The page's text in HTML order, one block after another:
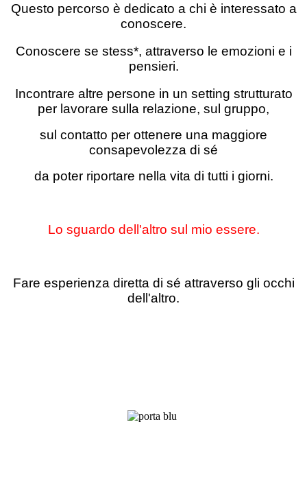
Questo percorso è dedicato a chi è interessato a
conoscere.
Conoscere se stess*, attraverso le emozioni e i
pensieri.
Incontrare altre persone in un setting strutturato
per lavorare sulla relazione, sul gruppo,
sul contatto per ottenere una maggiore
consapevolezza di sé
da poter riportare nella vita di tutti i giorni.
Lo sguardo dell'altro sul mio essere.
Fare esperienza diretta di sé attraverso gli occhi
dell'altro.